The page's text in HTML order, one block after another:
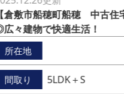
【倉敷市船穂町船穂 中古住
々建物で快適生活！
所在地
間取り 5LDK＋S